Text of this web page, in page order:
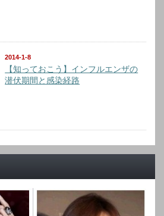
2014-1-8
【知っておこう】インフルエンザの
潜伏期間と感染経路